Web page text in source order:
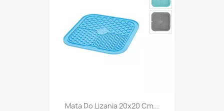
Mata Do Lizania 20x20 Cm...